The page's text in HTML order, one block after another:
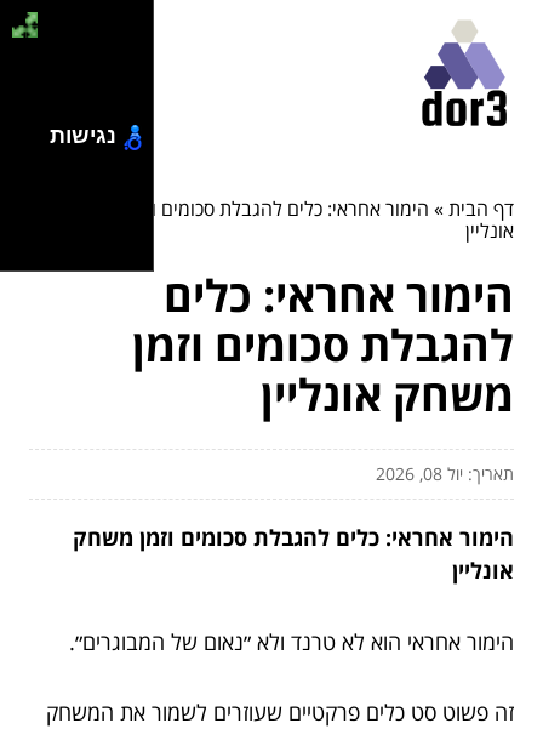
דף הבית» הימור אחראי: כלים להגבלת סכומים וזמן משחק
אונליין
הימור אחראי: כלים
להגבלת סכומים וזמן
משחק אונליין
תאריך: יול 08, 2026
הימור אחראי: כלים להגבלת סכומים וזמן משחק
אונליין
הימור אחראי הוא לא טרנד ולא ״נאום של המבוגרים״.
זה פשוט סט כלים פרקטיים שעוזרים לשמור את המשחק
נגישות